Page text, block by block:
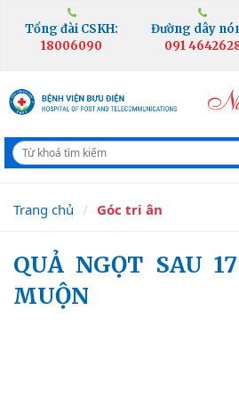
Tổng đài CSKH:
18006090
Đường dây
091
Trang chủ Góc tri ân
QUẢ NGỌT SAU 17 NĂM HIẾM
MUỘN